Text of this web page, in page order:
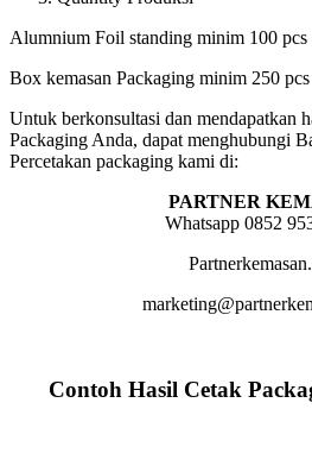
Alumnium Foil standing minim 100 pcs
Box kemasan Packaging minim 250 pcs
Untuk berkonsultasi dan mendapatkan
Packaging Anda, dapat menghubungi
Percetakan packaging kami di:
PARTNER
Whatsapp 0852
Contoh Hasil Cetak